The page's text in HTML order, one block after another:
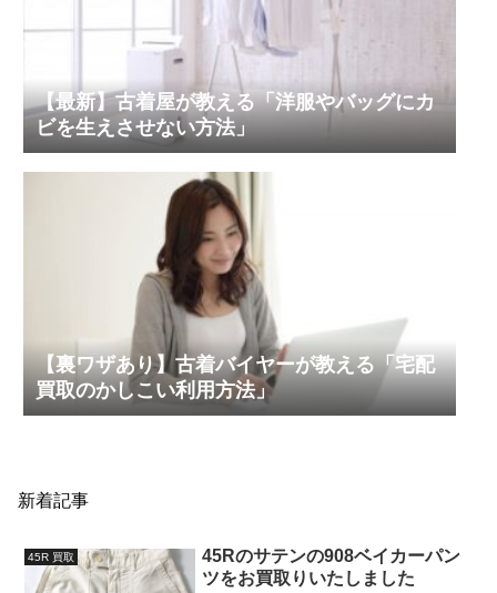
【最新】古着屋が教える「洋服やバッグにカ
ビを生えさせない方法」
【裏ワザあり】古着バイヤーが教える「宅配
買取のかしこい利用方法」
新着記事
45R 買取
45Rのサテンの908ベイカーパン
ツをお買取りいたしました